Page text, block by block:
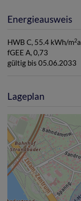
Energieausweis
HWB C, 55.4 kWh/m2a
fGEE A, 0,73
gültig bis 05.06.2033
Lageplan